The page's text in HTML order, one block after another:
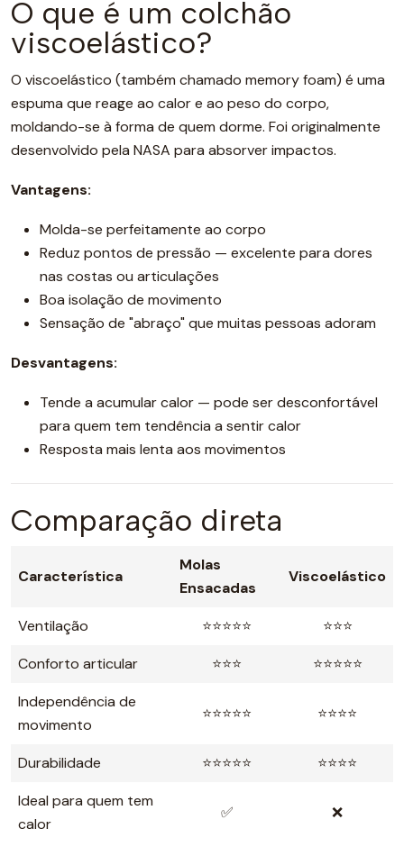
O que é um colchão
viscoelástico?
O viscoelástico (também chamado memory foam) é uma
espuma que reage ao calor e ao peso do corpo,
moldando-se à forma de quem dorme. Foi originalmente
desenvolvido pela NASA para absorver impactos.
Vantagens:
Molda-se perfeitamente ao corpo
Reduz pontos de pressão — excelente para dores
nas costas ou articulações
Boa isolação de movimento
Sensação de "abraço" que muitas pessoas adoram
Desvantagens:
Tende a acumular calor — pode ser desconfortável
para quem tem tendência a sentir calor
Resposta mais lenta aos movimentos
Comparação direta
Característica
Molas
Ensacadas
Viscoelástico
Ventilação ⭐⭐⭐⭐⭐
⭐⭐⭐
Conforto articular
⭐⭐⭐
⭐⭐⭐⭐⭐
Independência de
movimento
⭐⭐⭐⭐⭐ ⭐⭐⭐⭐
Durabilidade ⭐⭐⭐⭐⭐
⭐⭐⭐⭐
Ideal para quem tem
calor
✅ ❌